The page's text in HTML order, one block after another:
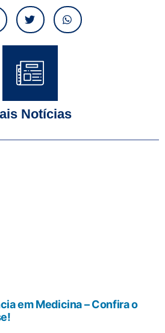
Notícias
em Medicina – Confira o